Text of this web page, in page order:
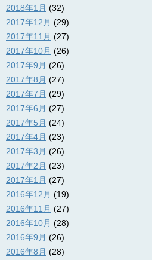
2018年1月 (32)
2017年12月 (29)
2017年11月 (27)
2017年10月 (26)
2017年9月 (26)
2017年8月 (27)
2017年7月 (29)
2017年6月 (27)
2017年5月 (24)
2017年4月 (23)
2017年3月 (26)
2017年2月 (23)
2017年1月 (27)
2016年12月 (19)
2016年11月 (27)
2016年10月 (28)
2016年9月 (26)
2016年8月 (28)